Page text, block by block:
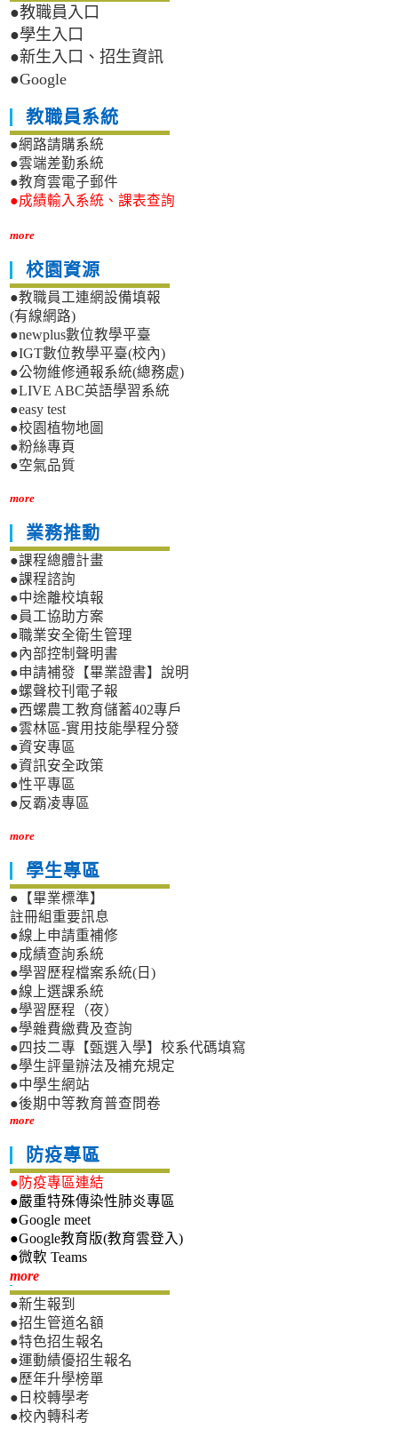
●教職員入口
●學生入口
●新生入口、招生資訊
●Google
教職員系統
●網路請購系統
●雲端差勤系統
●教育雲電子郵件
●成績輸入系統、課表查詢
more
校園資源
●教職員工連網設備填報
(有線網路)
●newplus數位教學平臺
●IGT數位教學平臺(校內)
●公物維修通報系統(總務處)
●LIVE ABC英語學習系統
●easy test
●校園植物地圖
●粉絲專頁
●空氣品質
more
業務推動
●課程總體計畫
●課程諮詢
●中途離校填報
●員工協助方案
●職業安全衛生管理
●內部控制聲明書
●申請補發【畢業證書】說明
●螺聲校刊電子報
●西螺農工教育儲蓄402專戶
●雲林區-實用技能學程分發
●資安專區
●資訊安全政策
●性平專區
●反霸凌專區
more
學生專區
●【畢業標準】
註冊組重要訊息
●線上申請重補修
●成績查詢系統
●學習歷程檔案系統(日)
●線上選課系統
●學習歷程（夜）
●學雜費繳費及查詢
●四技二專【甄選入學】校系代碼填寫
●學生評量辦法及補充規定
●中學生網站
●後期中等教育普查問卷
more
防疫專區
●防疫專區連結
●嚴重特殊傳染性肺炎專區
●Google meet
●Google教育版(教育雲登入)
●微軟 Teams
more新生專區
●新生報到
●招生管道名額
●特色招生報名
●運動績優招生報名
●歷年升學榜單
●日校轉學考
●校內轉科考